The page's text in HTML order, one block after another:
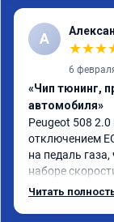
А
★★★
6
«Чип тюнинг,
автомобиля»
Peugeot 508
отключением
на педаль
наборе
мощности.
Читать